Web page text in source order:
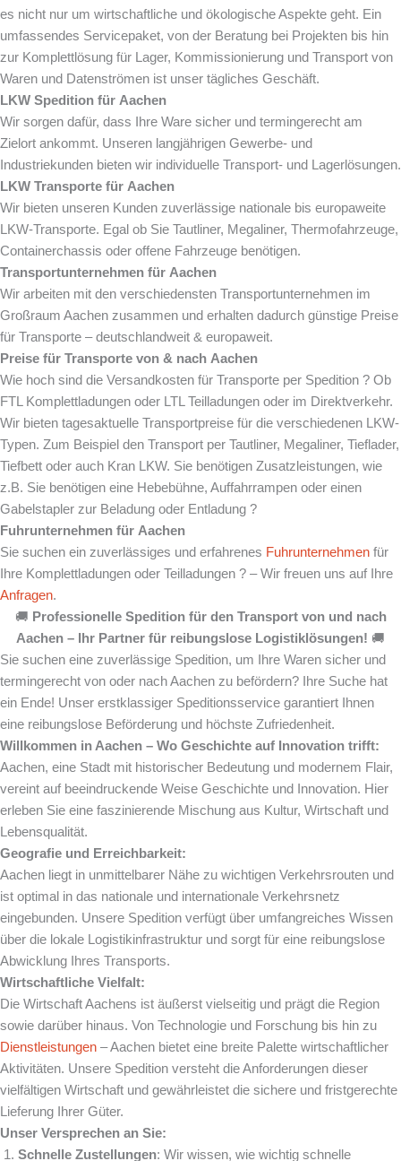
es nicht nur um wirtschaftliche und ökologische Aspekte geht. Ein
umfassendes Servicepaket, von der Beratung bei Projekten bis hin
zur Komplettlösung für Lager, Kommissionierung und Transport von
Waren und Datenströmen ist unser tägliches Geschäft.
LKW Spedition für Aachen
Wir sorgen dafür, dass Ihre Ware sicher und termingerecht am
Zielort ankommt. Unseren langjährigen Gewerbe- und
Industriekunden bieten wir individuelle Transport- und Lagerlösungen.
LKW Transporte für Aachen
Wir bieten unseren Kunden zuverlässige nationale bis europaweite
LKW-Transporte. Egal ob Sie Tautliner, Megaliner, Thermofahrzeuge,
Containerchassis oder offene Fahrzeuge benötigen.
Transportunternehmen für Aachen
Wir arbeiten mit den verschiedensten Transportunternehmen im
Großraum Aachen zusammen und erhalten dadurch günstige Preise
für Transporte – deutschlandweit & europaweit.
Preise für Transporte von & nach Aachen
Wie hoch sind die Versandkosten für Transporte per Spedition ? Ob
FTL Komplettladungen oder LTL Teilladungen oder im Direktverkehr.
Wir bieten tagesaktuelle Transportpreise für die verschiedenen LKW-
Typen. Zum Beispiel den Transport per Tautliner, Megaliner, Tieflader,
Tiefbett oder auch Kran LKW. Sie benötigen Zusatzleistungen, wie
z.B. Sie benötigen eine Hebebühne, Auffahrrampen oder einen
Gabelstapler zur Beladung oder Entladung ?
Fuhrunternehmen für Aachen
Sie suchen ein zuverlässiges und erfahrenes Fuhrunternehmen für
Ihre Komplettladungen oder Teilladungen ? – Wir freuen uns auf Ihre
Anfragen.
🚚 Professionelle Spedition für den Transport von und nach
Aachen – Ihr Partner für reibungslose Logistiklösungen! 🚚
Sie suchen eine zuverlässige Spedition, um Ihre Waren sicher und
termingerecht von oder nach Aachen zu befördern? Ihre Suche hat
ein Ende! Unser erstklassiger Speditionsservice garantiert Ihnen
eine reibungslose Beförderung und höchste Zufriedenheit.
Willkommen in Aachen – Wo Geschichte auf Innovation trifft:
Aachen, eine Stadt mit historischer Bedeutung und modernem Flair,
vereint auf beeindruckende Weise Geschichte und Innovation. Hier
erleben Sie eine faszinierende Mischung aus Kultur, Wirtschaft und
Lebensqualität.
Geografie und Erreichbarkeit:
Aachen liegt in unmittelbarer Nähe zu wichtigen Verkehrsrouten und
ist optimal in das nationale und internationale Verkehrsnetz
eingebunden. Unsere Spedition verfügt über umfangreiches Wissen
über die lokale Logistikinfrastruktur und sorgt für eine reibungslose
Abwicklung Ihres Transports.
Wirtschaftliche Vielfalt:
Die Wirtschaft Aachens ist äußerst vielseitig und prägt die Region
sowie darüber hinaus. Von Technologie und Forschung bis hin zu
Dienstleistungen – Aachen bietet eine breite Palette wirtschaftlicher
Aktivitäten. Unsere Spedition versteht die Anforderungen dieser
vielfältigen Wirtschaft und gewährleistet die sichere und fristgerechte
Lieferung Ihrer Güter.
Unser Versprechen an Sie:
Schnelle Zustellungen: Wir wissen, wie wichtig schnelle